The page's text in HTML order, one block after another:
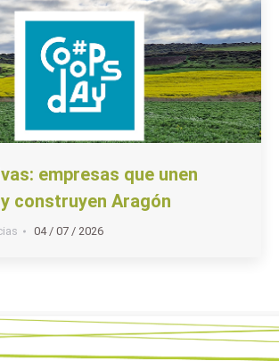
empresas que unen
construyen Aragón
04 / 07 / 2026